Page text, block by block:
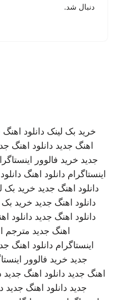
دنبال شد.
خرید بک لینک دانلود
اهنگ جدید دانلود اهنگ
جدید خرید فالوور
اینستاگرام دانلود اهنگ
دانلود اهنگ جدید خرید بک
دانلود اهنگ جدید خرید بک
دانلود اهنگ جدید دانلود
اهنگ جدید مترجم
اینستاگرام دانلود اهنگ
جدید خرید فالوور
اهنگ جدید دانلود اهنگ جدید
جدید دانلود اهنگ جدید